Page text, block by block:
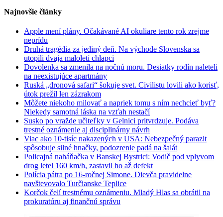
Najnovšie články
Apple mení plány. Očakávané AI okuliare tento rok zrejme
neprídu
Druhá tragédia za jediný deň. Na východe Slovenska sa
utopili dvaja maloletí chlapci
Dovolenka sa zmenila na nočnú moru. Desiatky rodín naleteli
na neexistujúce apartmány
Ruská „dronová safari“ šokuje svet. Civilistu lovili ako korisť,
útok prežil len zázrakom
Môžete niekoho milovať a napriek tomu s ním nechcieť byť?
Niekedy samotná láska na vzťah nestačí
Susko po vražde učiteľky v Gelnici pritvrdzuje. Podáva
trestné oznámenie aj disciplinárny návrh
Viac ako 10-tisíc nakazených v USA: Nebezpečný parazit
spôsobuje silné hnačky, podozrenie padá na šalát
Policajná naháňačka v Banskej Bystrici: Vodič pod vplyvom
drog letel 160 km/h, zastavil ho až defekt
Polícia pátra po 16-ročnej Simone. Dievča pravidelne
navštevovalo Turčianske Teplice
Korčok čelí trestnému oznámeniu. Mladý Hlas sa obrátil na
prokuratúru aj finančnú správu